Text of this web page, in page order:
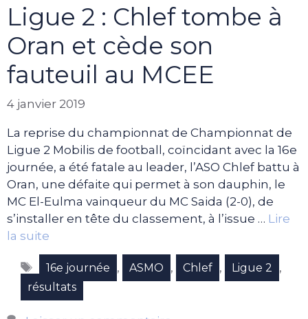
Ligue 2 : Chlef tombe à
Oran et cède son
fauteuil au MCEE
4 janvier 2019
La reprise du championnat de Championnat de
Ligue 2 Mobilis de football, coïncidant avec la 16e
journée, a été fatale au leader, l’ASO Chlef battu à
Oran, une défaite qui permet à son dauphin, le
MC El-Eulma vainqueur du MC Saida (2-0), de
s’installer en tête du classement, à l’issue … Lire
la suite
Étiquettes
16e journée , ASMO , Chlef , Ligue 2 ,
résultats